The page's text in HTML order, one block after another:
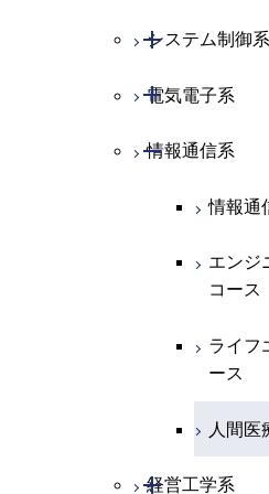
物理学
物質・
化学系
化学コ
エネル
エネル
物質
地球惑星科学系
地球惑
地球生
専門科目
機械コ
エネル
エネル
エンジ
ライフ
原子核
人間医
システム制御系
開閉
システ
エンジ
電気電子系
開閉
電気電
エネル
エネル
ース
情報通信系
開閉
情報通
エンジ
コース
ライフ
ース
人間医
経営工学系
開閉